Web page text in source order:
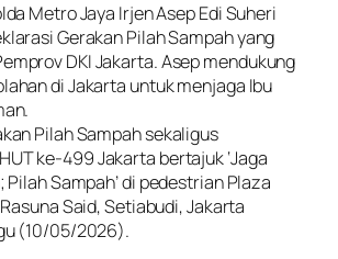
Metro Jaya Irjen Asep Edi Suheri
Gerakan Pilah Sampah yang
DKI Jakarta. Asep mendukung
di Jakarta untuk menjaga Ibu
Pilah Sampah sekaligus
ke-499 Jakarta bertajuk ‘Jaga
Sampah’ di pedestrian Plaza
Said, Setiabudi, Jakarta
(10/05/2026).